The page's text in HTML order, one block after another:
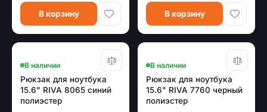
В корзину В корзину
В наличии
Рюкзак для ноутбука
15.6" RIVA 8065 синий
полиэстер
В наличии
Рюкзак для ноутбука
15.6" RIVA 7760 черный
полиэстер